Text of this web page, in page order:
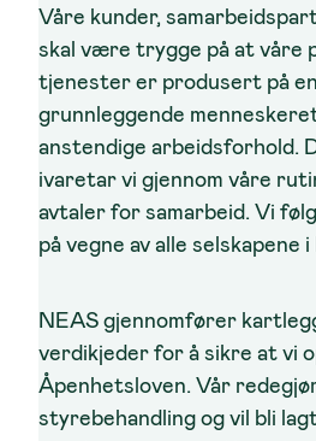
Våre kunder,
skal være trygge på at våre
tjenester er produsert på
grunnleggende
anstendige arbeidsforhold.
ivaretar vi gjennom våre
avtaler for samarbeid. Vi
på vegne av alle selskapene
NEAS gjennomfører
verdikjeder for å sikre at vi
Åpenhetsloven. Vår
styrebehandling og vil bli